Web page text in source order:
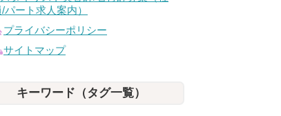
/パート求人案内）
プライバシーポリシー
サイトマップ
キーワード（タグ一覧）